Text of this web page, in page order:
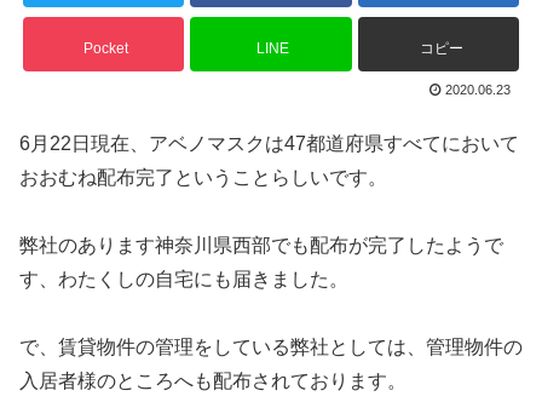
Pocket LINE コピー
2020.06.23
6月22日現在、アベノマスクは47都道府県すべてにおいて
おおむね配布完了ということらしいです。
弊社のあります神奈川県西部でも配布が完了したようで
す、わたくしの自宅にも届きました。
で、賃貸物件の管理をしている弊社としては、管理物件の
入居者様のところへも配布されております。